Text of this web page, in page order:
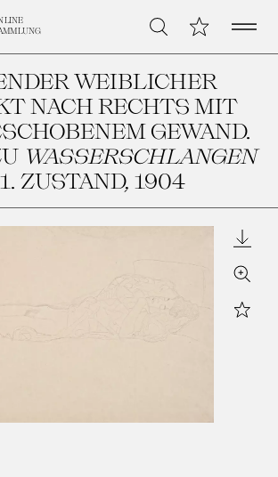
Suche Meine Open
WEIBLICHER
NACH RECHTS MIT
GEWAND.
WASSERSCHLANGEN
ZUSTAND, 1904
Zoom
Star